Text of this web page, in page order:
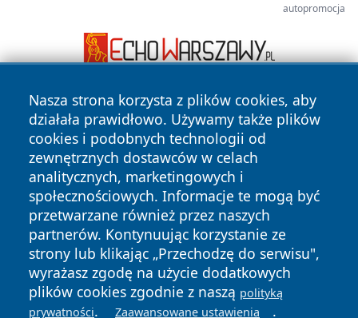
autopromocja
Nasza strona korzysta z plików cookies, aby
działała prawidłowo. Używamy także plików
cookies i podobnych technologii od
zewnętrznych dostawców w celach
analitycznych, marketingowych i
społecznościowych. Informacje te mogą być
przetwarzane również przez naszych
partnerów. Kontynuując korzystanie ze
strony lub klikając „Przechodzę do serwisu",
wyrażasz zgodę na użycie dodatkowych
plików cookies zgodnie z naszą polityką
prywatności. Zaawansowane ustawienia .
Copyright © 2026 naszkedzierzyn.pl Wszystkie prawa
zastrzeżone.
News Autorzy
Polityka
Prywatności
Polityka
Cookies